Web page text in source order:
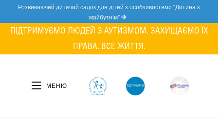
content
Розвиваючий дитячий садок для дітей з особливостями “Дитина з
майбутнім”
ПІДТРИМУЄМО ЛЮДЕЙ З АУТИЗМОМ. ЗАХИЩАЄМО ЇХ
ПРАВА. ВСЕ ЖИТТЯ.
МЕНЮ